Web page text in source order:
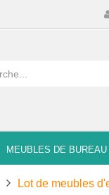
MEUBLES DE BUREAU
Lot de meubles